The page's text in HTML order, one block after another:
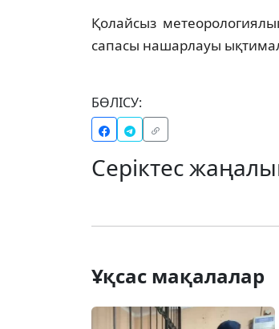
Қолайсыз
сапасы нашарлауы
БӨЛІСУ:
Серіктес
Ұқсас мақалалар